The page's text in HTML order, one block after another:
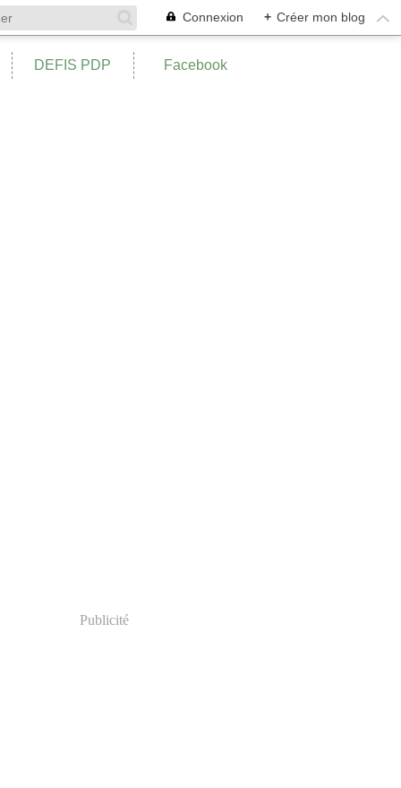
Connexion + Créer mon blog
DEFIS PDP Facebook
Publicité